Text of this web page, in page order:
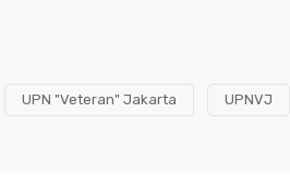
UPN "Veteran" Jakarta UPNVJ